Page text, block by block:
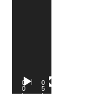
0
0
:
0
5
: